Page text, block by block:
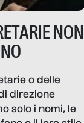
NON
o delle
direzione
solo i nomi, le